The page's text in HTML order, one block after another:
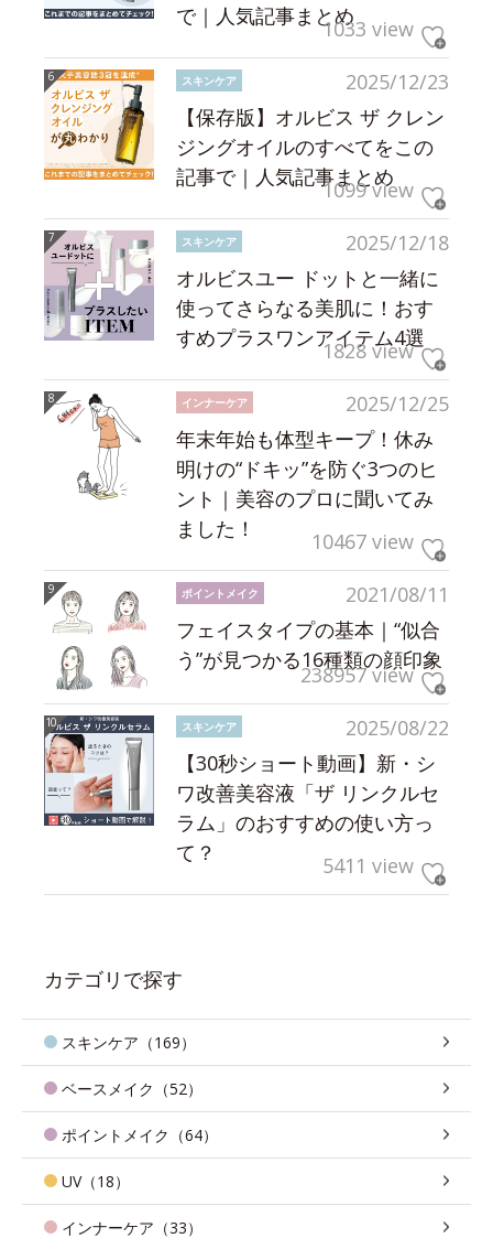
で｜人気記事まとめ1033 view
2025/12/23
スキンケア
【保存版】オルビス ザ クレン
ジングオイルのすべてをこの
記事で｜人気記事まとめ
1099 view
2025/12/18
スキンケア
オルビスユー ドットと一緒に
使ってさらなる美肌に！おす
すめプラスワンアイテム4選
1828 view
2025/12/25
インナーケア
年末年始も体型キープ！休み
明けの“ドキッ”を防ぐ3つのヒ
ント｜美容のプロに聞いてみ
ました！
10467 view
2021/08/11
ポイントメイク
フェイスタイプの基本｜“似合
う”が見つかる16種類の顔印象
238957 view
2025/08/22
スキンケア
【30秒ショート動画】新・シ
ワ改善美容液「ザ リンクルセ
ラム」のおすすめの使い方っ
て？
5411 view
カテゴリで探す
スキンケア（169）
ベースメイク（52）
ポイントメイク（64）
UV（18）
インナーケア（33）